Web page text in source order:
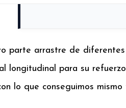
parte arrastre de
longitudinal para su
lo que conseguimos